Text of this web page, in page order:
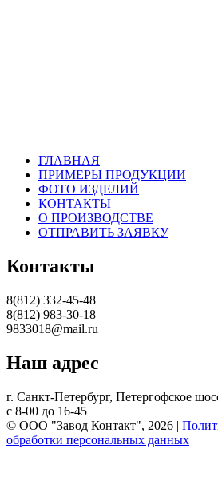
ГЛАВНАЯ
ПРИМЕРЫ ПРОДУКЦИИ
ФОТО ИЗДЕЛИЙ
КОНТАКТЫ
О ПРОИЗВОДСТВЕ
ОТПРАВИТЬ ЗАЯВКУ
Контакты
8(812) 332-45-48
8(812) 983-30-18
9833018@mail.ru
Наш адрес
г. Санкт-Петербург, Петергофское
с 8-00 до 16-45
© ООО "Завод Контакт", 2026 |
обработки персональных данных